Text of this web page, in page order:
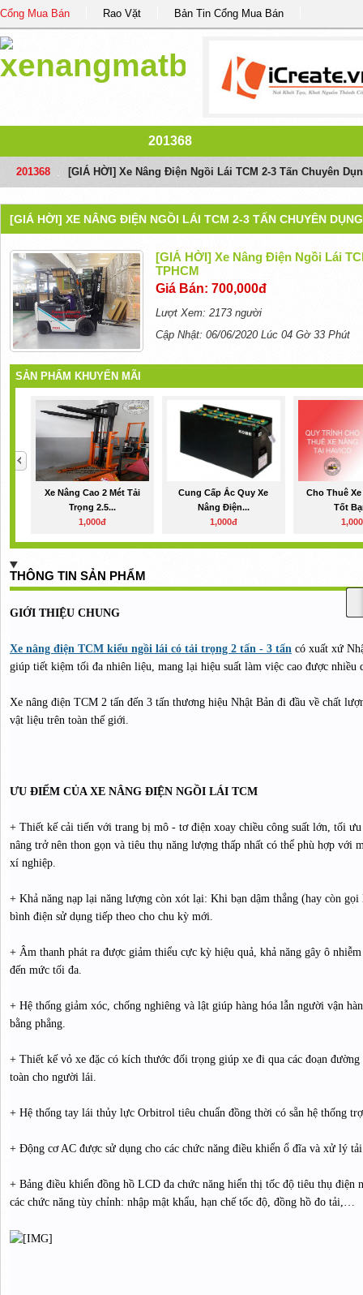
Cổng Mua Bán Rao Vặt Bản Tin Cổng Mua Bán
201368
201368 [GIÁ HỜI] Xe Nâng Điện Ngồi Lái TCM 2-3 Tấn Chuyên
[GIÁ HỜI] XE NÂNG ĐIỆN NGỒI LÁI TCM 2-3 TẤN CHUYÊN
[GIÁ HỜI] Xe Nâng Điện Ngồi Lái
TPHCM
Giá Bán: 700,000đ
Lượt Xem: 2173 người
Cập Nhật: 06/06/2020 Lúc 04 Gờ 33 Phút
SẢN PHẨM KHUYẾN MÃI
Xe Nâng Cao 2 Mét Tải
Trọng 2.5...
1,000đ
Cung Cấp Ắc Quy Xe
Nâng Điện...
1,000đ
Cho Thuê
Tốt
THÔNG TIN SẢN PHẨM
GIỚI THIỆU CHUNG
Xe nâng điện TCM kiểu ngồi lái có tải trọng 2 tấn - 3 tấncó xuất xứ
giúp tiết kiệm tối đa nhiên liệu, mang lại hiệu suất làm việc cao được nhiều
Xe nâng điện TCM 2 tấn đến 3 tấn thương hiệu Nhật Bản đi đầu về chất
vật liệu trên toàn thế giới.
ƯU ĐIỂM CỦA XE NÂNG ĐIỆN NGỒI LÁI TCM
+ Thiết kế cải tiến với trang bị mô - tơ điện xoay chiều công suất lớn, tối
nâng trở nên thon gọn và tiêu thụ năng lượng thấp nhất có thể phù hợp với
xí nghiệp.
+ Khả năng nạp lại năng lượng còn xót lại: Khi bạn dậm thắng (hay còn
bình điện sử dụng tiếp theo cho chu kỳ mới.
+ Âm thanh phát ra được giảm thiểu cực kỳ hiệu quả, khả năng gây ô
đến mức tối đa.
+ Hệ thống giảm xóc, chống nghiêng và lật giúp hàng hóa lẫn người vận
bằng phẳng.
+ Thiết kế vỏ xe đặc có kích thước đối trọng giúp xe đi qua các đoạn
toàn cho người lái.
+ Hệ thống tay lái thủy lực Orbitrol tiêu chuẩn đồng thời có sẵn hệ thống
+ Động cơ AC được sử dụng cho các chức năng điều khiển ổ đĩa và xử lý
+ Bảng điều khiển đồng hồ LCD đa chức năng hiển thị tốc độ tiêu thụ
các chức năng tùy chỉnh: nhập mật khẩu, hạn chế tốc độ, đồng hồ đo tải,…